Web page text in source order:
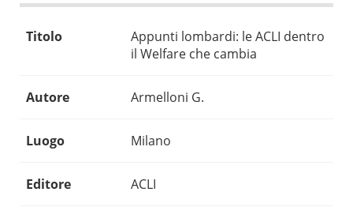
Titolo
Appunti lombardi: le ACLI dentro
il Welfare che cambia
Autore Armelloni G.
Luogo Milano
Editore ACLI